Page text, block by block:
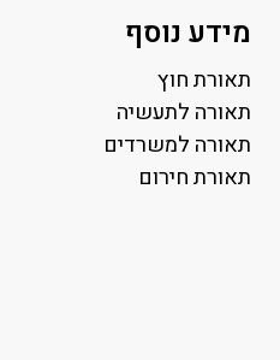
מידע נוסף
תאורת חוץ
תאורה לתעשיה
תאורה למשרדים
תאורת חירום